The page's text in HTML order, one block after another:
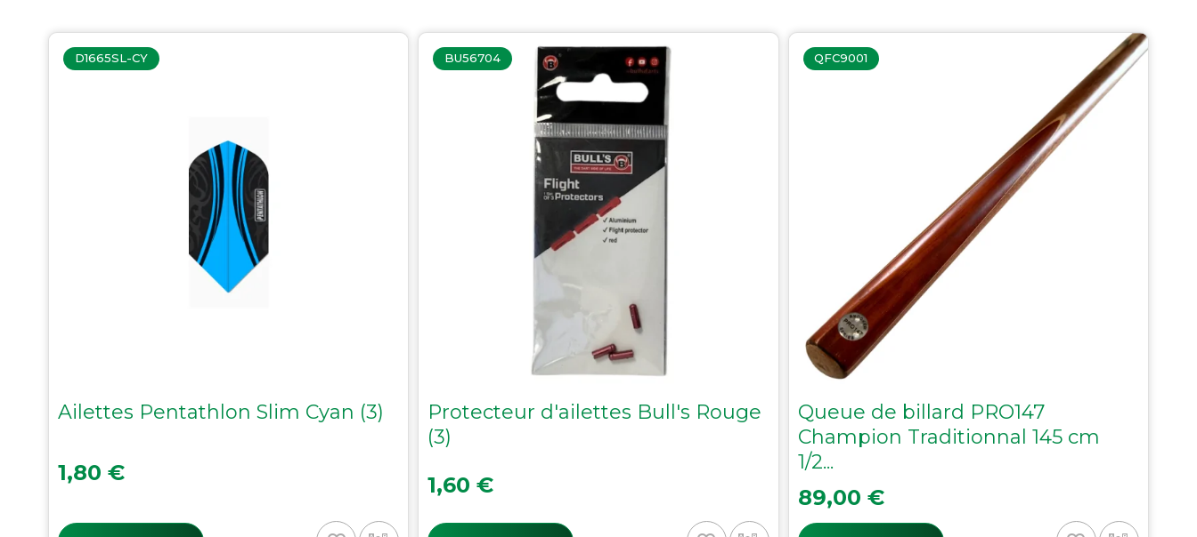
D1665SL-CY
Ailettes Pentathlon Slim Cyan (3)
Prix
1,80 €
BU56704
Protecteur d'ailettes Bull's Rouge
(3)
Prix
1,60 €
QFC9001
Queue de billard PRO147
Champion Traditionnal 145 cm
1/2...
Prix
89,00 €